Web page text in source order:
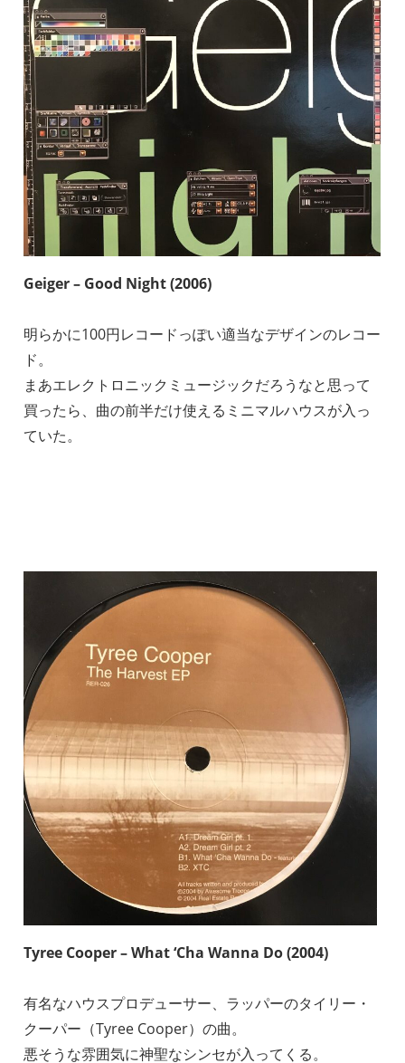
Geiger – Good Night (2006)
明らかに100円レコードっぽい適当なデザインのレコー
ド。
まあエレクトロニックミュージックだろうなと思って
買ったら、曲の前半だけ使えるミニマルハウスが入っ
ていた。
Tyree Cooper – What ‘Cha Wanna Do (2004)
有名なハウスプロデューサー、ラッパーのタイリー・
クーパー（Tyree Cooper）の曲。
悪そうな雰囲気に神聖なシンセが入ってくる。